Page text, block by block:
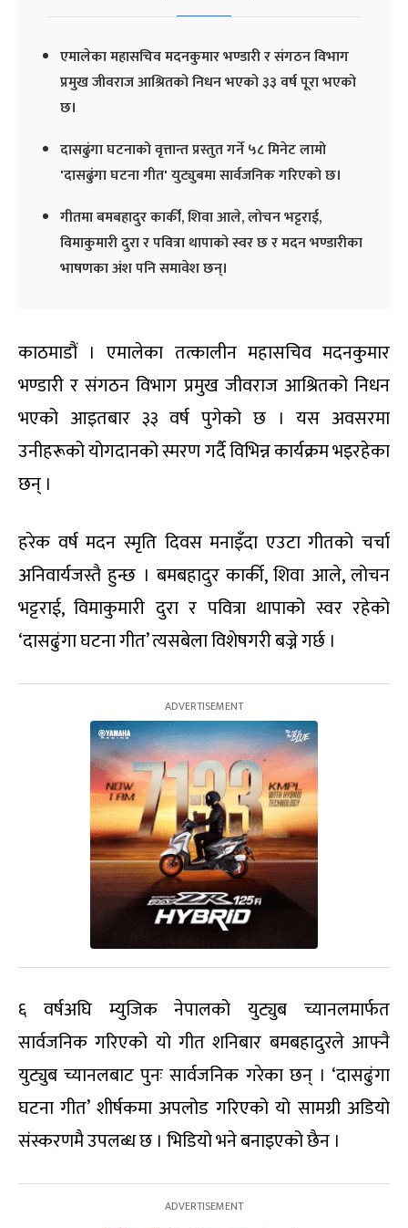
एमालेका महासचिव मदनकुमार भण्डारी र संगठन विभाग
प्रमुख जीवराज आश्रितको निधन भएको ३३ वर्ष पूरा भएको
छ।
दासढुंगा घटनाको वृत्तान्त प्रस्तुत गर्ने ५८ मिनेट लामो
'दासढुंगा घटना गीत' युट्युबमा सार्वजनिक गरिएको छ।
गीतमा बमबहादुर कार्की, शिवा आले, लोचन भट्टराई,
विमाकुमारी दुरा र पवित्रा थापाको स्वर छ र मदन भण्डारीका
भाषणका अंश पनि समावेश छन्।
काठमाडौं । एमालेका तत्कालीन महासचिव मदनकुमार
भण्डारी र संगठन विभाग प्रमुख जीवराज आश्रितको निधन
भएको आइतबार ३३ वर्ष पुगेको छ । यस अवसरमा
उनीहरूको योगदानको स्मरण गर्दै विभिन्न कार्यक्रम भइरहेका
छन् ।
हरेक वर्ष मदन स्मृति दिवस मनाइँदा एउटा गीतको चर्चा
अनिवार्यजस्तै हुन्छ । बमबहादुर कार्की, शिवा आले, लोचन
भट्टराई, विमाकुमारी दुरा र पवित्रा थापाको स्वर रहेको
‘दासढुंगा घटना गीत’ त्यसबेला विशेषगरी बज्ने गर्छ ।
६ वर्षअघि म्युजिक नेपालको युट्युब च्यानलमार्फत
सार्वजनिक गरिएको यो गीत शनिबार बमबहादुरले आफ्नै
युट्युब च्यानलबाट पुनः सार्वजनिक गरेका छन् । ‘दासढुंगा
घटना गीत’ शीर्षकमा अपलोड गरिएको यो सामग्री अडियो
संस्करणमै उपलब्ध छ । भिडियो भने बनाइएको छैन ।